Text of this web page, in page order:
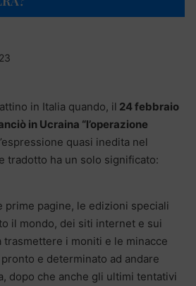
in Italia quando, il 24 febbraio
in Ucraina “l’operazione
quasi inedita nel
tradotto ha un solo significato:
prime pagine, le edizioni speciali
il mondo, dei siti internet e sui
trasmettere i moniti e le minacce
e determinato ad andare
dopo che anche gli ultimi tentativi